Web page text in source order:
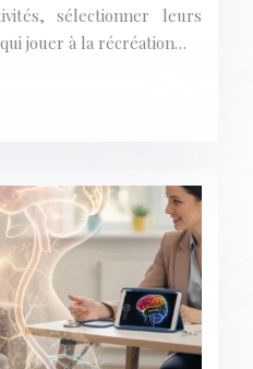
sélectionner leurs
jouer à la récréation…